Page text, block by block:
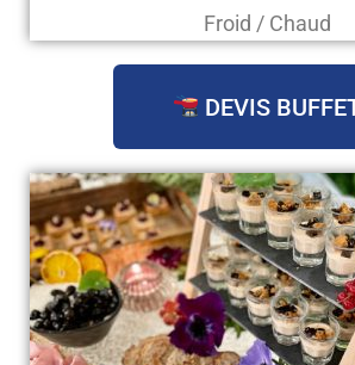
Froid / Chaud
DEVIS